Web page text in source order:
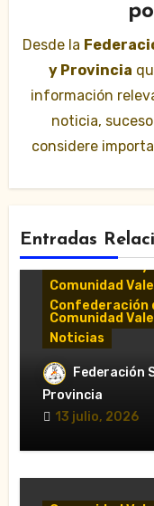
Desde la
y Provincia
información
noticia,
considere
Entradas
Comunidad
Confederación
Comunidad
Noticias
«El taxi de
desánimo tras
con la
5/2026»
Federación
Provincia
13 julio, 2026